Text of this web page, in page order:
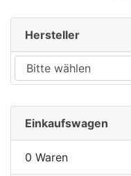
Hersteller
Einkaufswagen
0 Waren